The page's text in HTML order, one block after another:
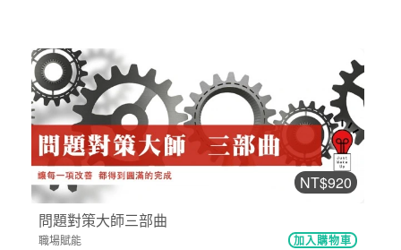
NT$920
問題對策大師三部曲
職場賦能 加入購物車